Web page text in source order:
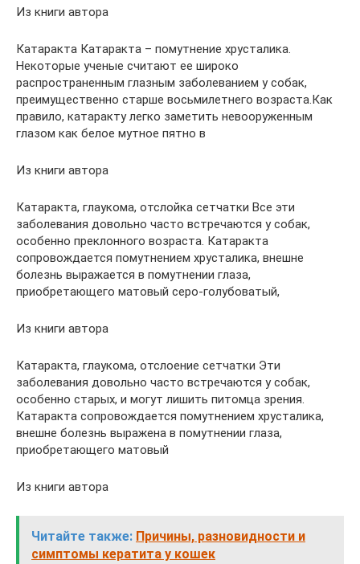
Из книги автора
Катаракта Катаракта – помутнение хрусталика.
Некоторые ученые считают ее широко
распространенным глазным заболеванием у собак,
преимущественно старше восьмилетнего возраста.Как
правило, катаракту легко заметить невооруженным
глазом как белое мутное пятно в
Из книги автора
Катаракта, глаукома, отслойка сетчатки Все эти
заболевания довольно часто встречаются у собак,
особенно преклонного возраста. Катаракта
сопровождается помутнением хрусталика, внешне
болезнь выражается в помутнении глаза,
приобретающего матовый серо-голубоватый,
Из книги автора
Катаракта, глаукома, отслоение сетчатки Эти
заболевания довольно часто встречаются у собак,
особенно старых, и могут лишить питомца зрения.
Катаракта сопровождается помутнением хрусталика,
внешне болезнь выражена в помутнении глаза,
приобретающего матовый
Из книги автора
Читайте также: Причины, разновидности и
симптомы кератита у кошек